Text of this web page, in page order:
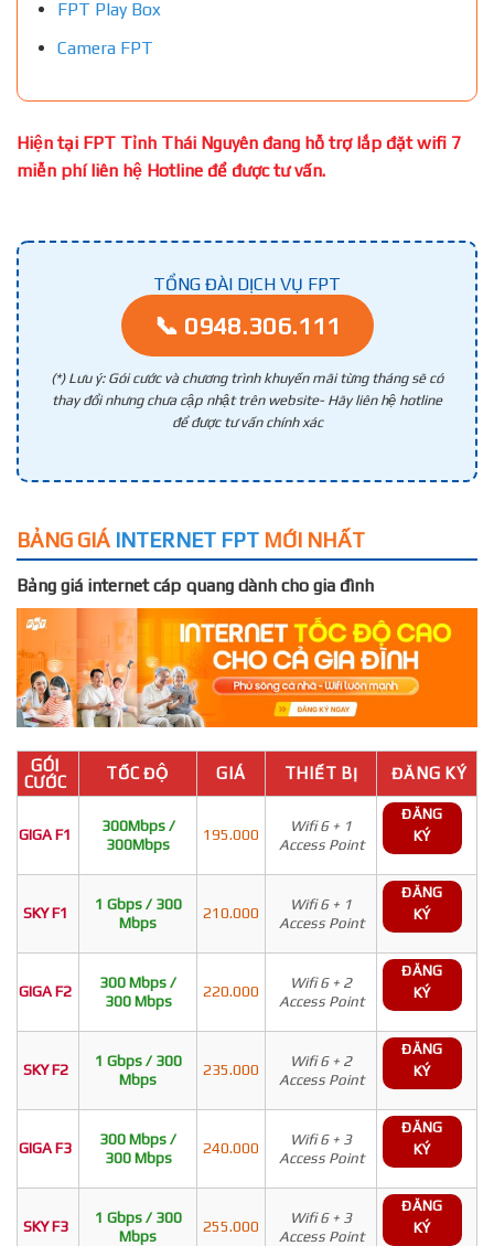
FPT Play Box
Camera FPT
Hiện tại FPT Tỉnh Thái Nguyên đang hỗ trợ lắp đặt wifi 7
miễn phí liên hệ Hotline để được tư vấn.
TỔNG ĐÀI DỊCH VỤ FPT
📞 0948.306.111
(*) Lưu ý: Gói cước và chương trình khuyến mãi từng tháng sẽ có
thay đổi nhưng chưa cập nhật trên website- Hãy liên hệ hotline
để được tư vấn chính xác
BẢNG GIÁ INTERNET FPT MỚI NHẤT
Bảng giá internet cáp quang dành cho gia đình
GÓI
CƯỚC
TỐC ĐỘ GIÁ THIẾT BỊ ĐĂNG KÝ
GIGA F1
300Mbps /
300Mbps
195.000
Wifi 6 + 1
Access Point
ĐĂNG
KÝ
SKY F1
1 Gbps / 300
Mbps
210.000
Wifi 6 + 1
Access Point
ĐĂNG
KÝ
GIGA F2
300 Mbps /
300 Mbps
220.000
Wifi 6 + 2
Access Point
ĐĂNG
KÝ
SKY F2
1 Gbps / 300
Mbps
235.000
Wifi 6 + 2
Access Point
ĐĂNG
KÝ
GIGA F3
300 Mbps /
300 Mbps
240.000
Wifi 6 + 3
Access Point
ĐĂNG
KÝ
SKY F3
1 Gbps / 300
Mbps
255.000
Wifi 6 + 3
Access Point
ĐĂNG
KÝ